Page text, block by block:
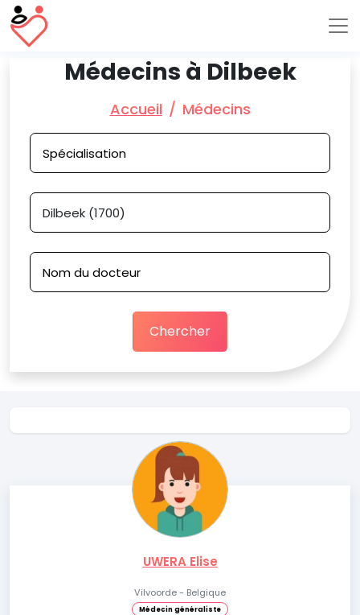
Médecins à Dilbeek
Accueil Médecins
Chercher
UWERA Elise
Vilvoorde - Belgique
Médecin généraliste